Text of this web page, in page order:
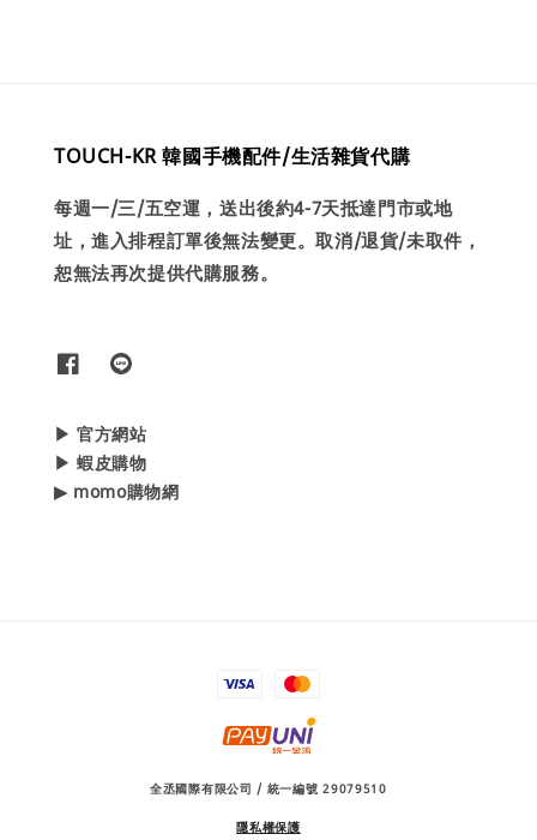
TOUCH-KR 韓國手機配件/生活雜貨代購
每週一/三/五空運，送出後約4-7天抵達門市或地
址，進入排程訂單後無法變更。取消/退貨/未取件，
恕無法再次提供代購服務。
▶ 官方網站
▶ 蝦皮購物
▶ momo購物網
全丞國際有限公司 / 統一編號 29079510
隱私權保護